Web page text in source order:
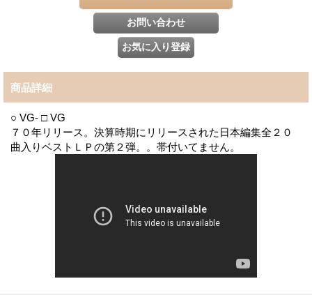
商品詳細
○ VG- □ VG
７０年リリース。決算時期にリリースされた日本編集全２０
曲入りベストＬＰの第２弾。。帯付いてません。